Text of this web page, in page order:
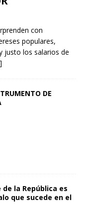
con
populares,
justo los salarios de
DE
la República es
que sucede en el